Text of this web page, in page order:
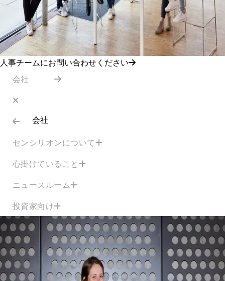
人事チームにお問い合わせください
会社
会社
センシリオンについて
心掛けていること
ニュースルーム
投資家向け